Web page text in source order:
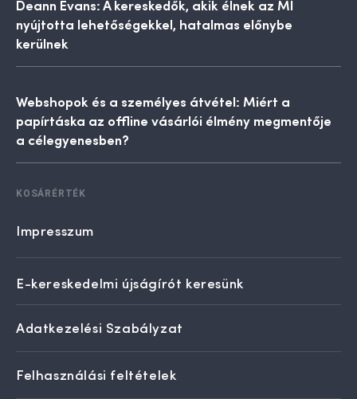
Deann Evans: A kereskedők, akik élnek az MI
nyújtotta lehetőségekkel, hatalmas előnybe
Webshopok és a személyes átvétel: Miért a
papírtáska az offline vásárlói élmény megmentője
KOSÁRÉRTÉK
E-kereskedelmi újságírót keresünk
Adatkezelési Szabályzat